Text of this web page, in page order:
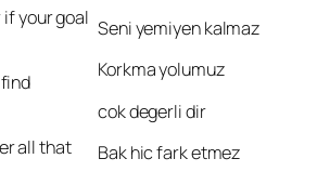
if your goal
all that
Seni yemiyen kalmaz
Korkma yolumuz
cok degerli dir
Bak hic fark etmez